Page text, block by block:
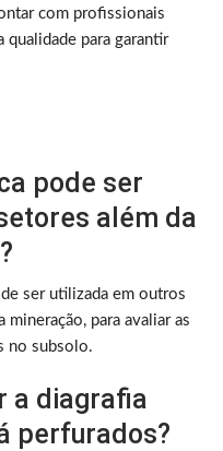
com profissionais
para garantir
pode ser
além da
ser utilizada em outros
para avaliar as
no subsolo.
a diagrafia
perfurados?